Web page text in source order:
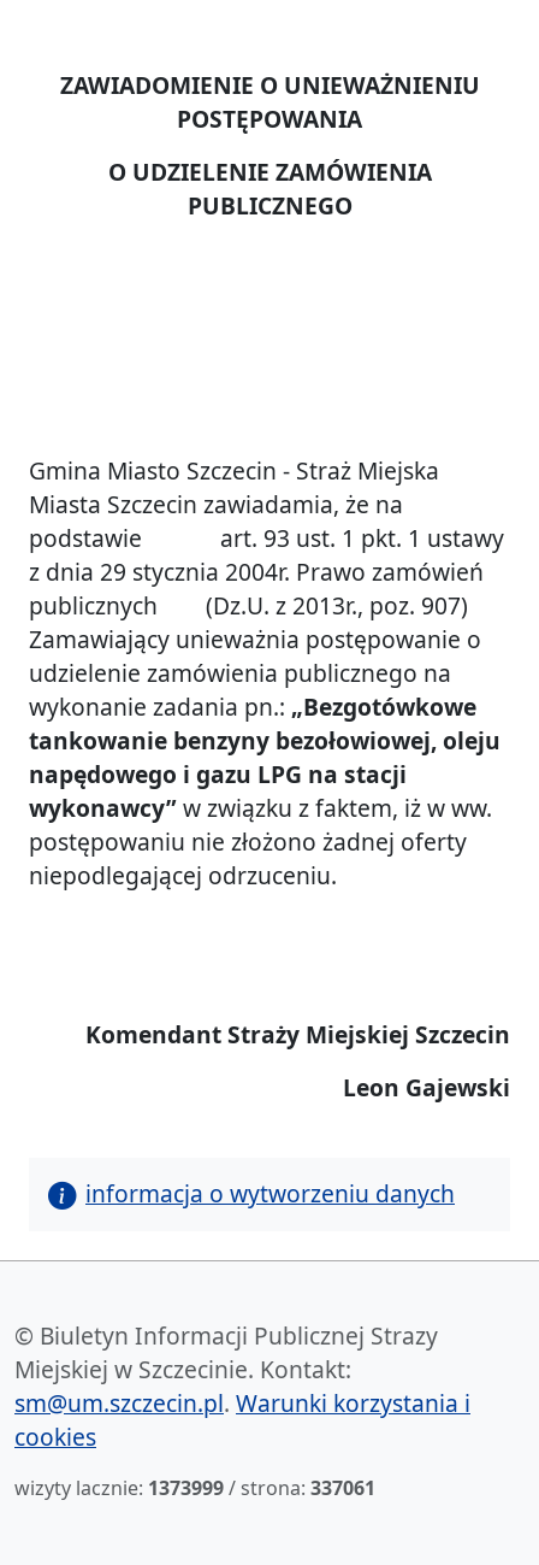
ZAWIADOMIENIE O UNIEWAŻNIENIU
POSTĘPOWANIA
O UDZIELENIE ZAMÓWIENIA
PUBLICZNEGO
Gmina Miasto Szczecin - Straż Miejska
Miasta Szczecin zawiadamia, że na
podstawie art. 93 ust. 1 pkt. 1 ustawy
z dnia 29 stycznia 2004r. Prawo zamówień
publicznych (Dz.U. z 2013r., poz. 907)
Zamawiający unieważnia postępowanie o
udzielenie zamówienia publicznego na
wykonanie zadania pn.: „Bezgotówkowe
tankowanie benzyny bezołowiowej, oleju
napędowego i gazu LPG na stacji
wykonawcy”w związku z faktem, iż w ww.
postępowaniu nie złożono żadnej oferty
niepodlegającej odrzuceniu.
Komendant Straży Miejskiej Szczecin
Leon Gajewski
informacja o wytworzeniu danych
© Biuletyn Informacji Publicznej Strazy
Miejskiej w Szczecinie. Kontakt:
sm@um.szczecin.pl. Warunki korzystania i
cookies
wizyty lacznie: 1373999/ strona: 337061